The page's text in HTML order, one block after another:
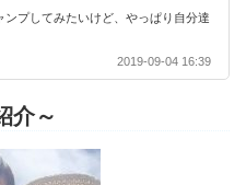
ンプしてみたいけど、やっぱり自分達
2019-09-04 16:39
介～